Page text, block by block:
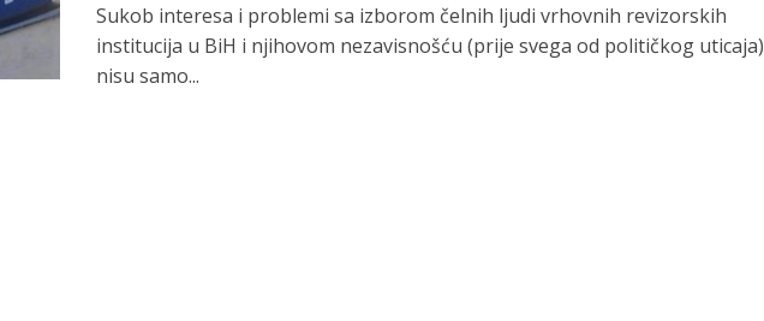
Sukob interesa i problemi sa izborom čelnih ljudi vrhovnih revizorskih
institucija u BiH i njihovom nezavisnošću (prije svega od političkog uticaja)
nisu samo...